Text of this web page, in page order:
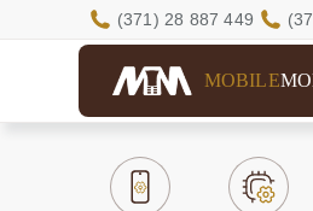
(371) 28 887 449
MOBILE